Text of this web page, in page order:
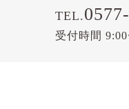
TEL.
受付時間